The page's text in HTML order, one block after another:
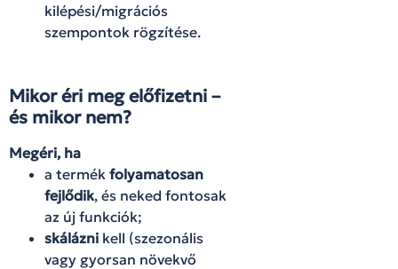
kilépési/migrációs
szempontok rögzítése.
Mikor éri meg előfizetni –
és mikor nem?
Megéri, ha
a termék folyamatosan
fejlődik, és neked fontosak
az új funkciók;
skálázni kell (szezonális
vagy gyorsan növekvő